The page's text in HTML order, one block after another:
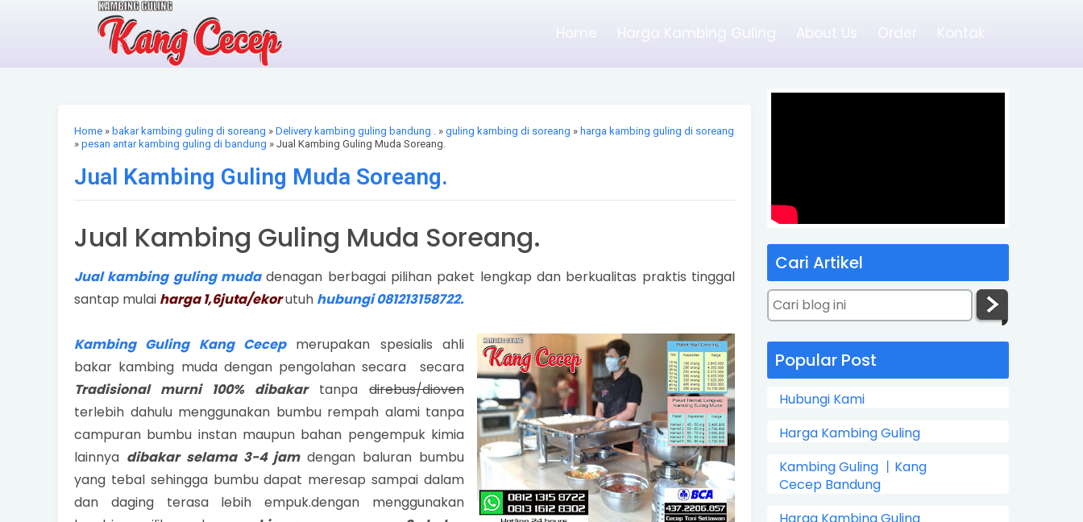
Home Harga Kambing Guling About Us Order Kontak
Home » bakar kambing guling di soreang » Delivery kambing guling bandung . » guling kambing di soreang » harga kambing guling di soreang
» pesan antar kambing guling di bandung » Jual Kambing Guling Muda Soreang.
Jual Kambing Guling Muda Soreang.
Jual Kambing Guling Muda Soreang.
Jual kambing guling mudadenagan berbagai pilihan paket lengkap dan berkualitas praktis tinggal
santap mulai harga 1,6juta/ekorutuh hubungi 081213158722.
Kambing Guling Kang Cecepmerupakan spesialis ahli
bakar kambing muda dengan pengolahan secara secara
Tradisional murni 100% dibakartanpa direbus/dioven
terlebih dahulu menggunakan bumbu rempah alami tanpa
campuran bumbu instan maupun bahan pengempuk kimia
lainnya dibakar selama 3-4 jamdengan baluran bumbu
yang tebal sehingga bumbu dapat meresap sampai dalam
dan daging terasa lebih empuk.dengan menggunakan
Cari Artikel
Popular Post
Hubungi Kami
Harga Kambing Guling
Kambing Guling 丨Kang
Cecep Bandung